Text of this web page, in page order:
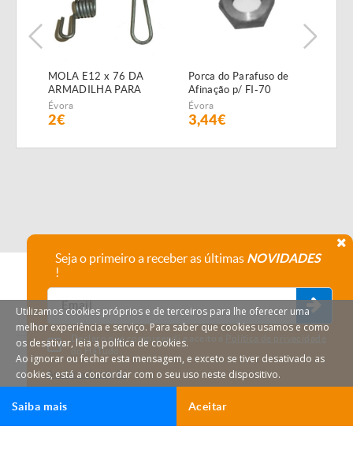
Ligar Email
MOLA E12 x 76 DA
ARMADILHA PARA
SEMEADOR
PNEUMÁTICO FIALHO
Évora
2€
Porca do Parafuso de
Afinação p/ FI-70
Évora
3,44€
HáTudo © 2026 Todos os direitos reservados.
Seja o primeiro a receber as últimas NOVIDADES
!
Declaro que compreendi e aceito a Política de privacidade
do HáTudo.
Anular subscrição
Utilizamos cookies próprios e de terceiros para lhe oferecer uma
melhor experiência e serviço. Para saber que cookies usamos e como
os desativar, leia a política de cookies.
Ao ignorar ou fechar esta mensagem, e exceto se tiver desativado as
cookies, está a concordar com o seu uso neste dispositivo.
Aceitar
Saiba mais